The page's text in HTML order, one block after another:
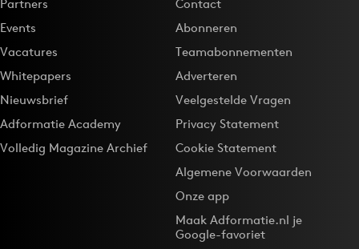
Partners
Events
Vacatures
Whitepapers
Nieuwsbrief
Adformatie Academy
Volledig Magazine Archief
Contact
Abonneren
Teamabonnementen
Adverteren
Veelgestelde Vragen
Privacy Statement
Cookie Statement
Algemene Voorwaarden
Onze app
Maak Adformatie.nl je
Google-favoriet